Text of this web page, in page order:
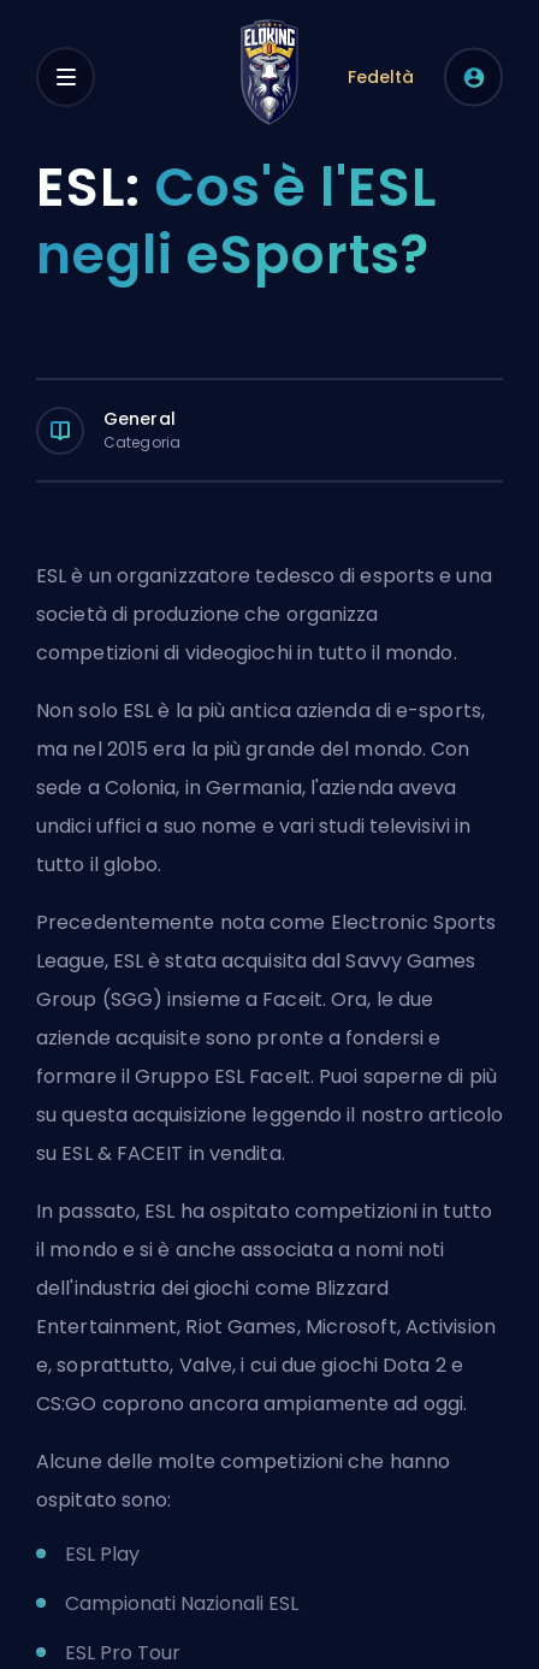
Fedeltà
ESL: Cos'è l'ESL
negli eSports?
General
Categoria
ESLè un organizzatore tedesco di esports e una
società di produzione che organizza
competizioni di videogiochi in tutto il mondo.
Non solo ESLè la più antica azienda di e-sports,
ma nel 2015 era la più grande del mondo. Con
sede a Colonia, in Germania, l'azienda aveva
undici uffici a suo nome e vari studi televisivi in
tutto il globo.
Precedentemente nota come Electronic Sports
League, ESL è stata acquisita dal Savvy Games
Group (SGG) insieme a Faceit. Ora, le due
aziende acquisite sono pronte a fondersi e
formare il Gruppo ESL FaceIt. Puoi saperne di più
su questa acquisizione leggendo il nostro articolo
su ESL & FACEIT in vendita.
In passato, ESL ha ospitato competizioni in tutto
il mondo e si è anche associata a nomi noti
dell'industria dei giochi come Blizzard
Entertainment, Riot Games, Microsoft, Activision
e, soprattutto, Valve, i cui due giochi Dota 2 e
CS:GO coprono ancora ampiamente ad oggi.
Alcune delle molte competizioni che hanno
ospitato sono:
ESL Play
Campionati Nazionali ESL
ESL Pro Tour